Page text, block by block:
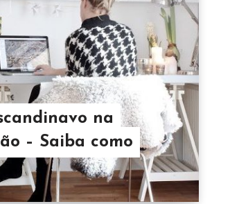
na
– Saiba como